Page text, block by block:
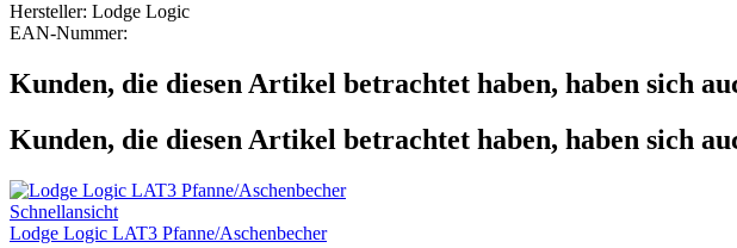
Hersteller: Lodge Logic
EAN-Nummer:
Kunden, die diesen Artikel betrachtet haben, haben sich
Kunden, die diesen Artikel betrachtet haben, haben sich
Schnellansicht
Lodge Logic LAT3 Pfanne/Aschenbecher